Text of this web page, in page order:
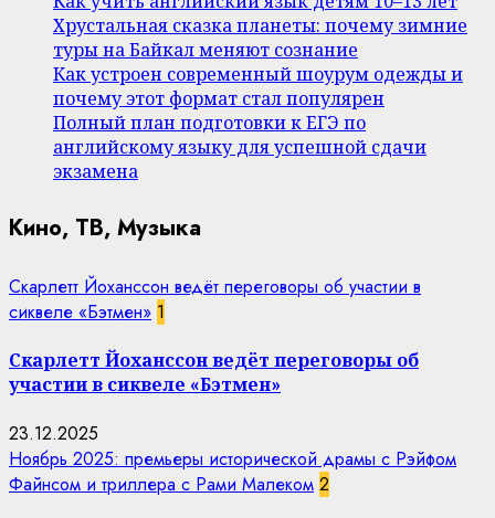
Хрустальная сказка планеты: почему зимние
туры на Байкал меняют сознание
Как устроен современный шоурум одежды и
почему этот формат стал популярен
Полный план подготовки к ЕГЭ по
английскому языку для успешной сдачи
экзамена
Кино, ТВ, Музыка
Скарлетт Йоханссон ведёт переговоры об участии в
сиквеле «Бэтмен» 1
Скарлетт Йоханссон ведёт переговоры об
участии в сиквеле «Бэтмен»
23.12.2025
Ноябрь 2025: премьеры исторической драмы с Рэйфом
Файнсом и триллера с Рами Малеком 2